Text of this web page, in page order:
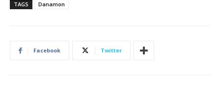
TAGS Danamon
Facebook Twitter